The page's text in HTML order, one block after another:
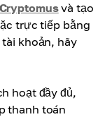
và tạo
trực tiếp bằng
khoản, hãy
hoạt đầy đủ,
thanh toán